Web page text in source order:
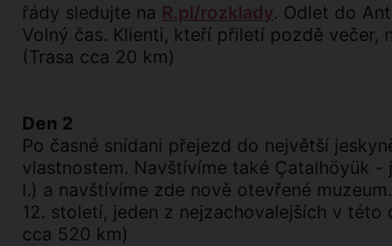
řády sledujte na R.pl/rozklady. Odlet do
Volný čas. Klienti, kteří přiletí pozdě
(Trasa cca 20 km)
Den 2
Po časné snídani přejezd do největší
vlastnostem. Navštívíme také Çatalhöyük
l.) a navštívíme zde nově otevřené
12. století, jeden z nejzachovalejších v
cca 520 km)